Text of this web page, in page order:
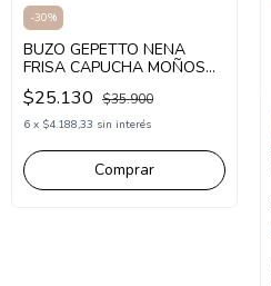
-30%
BUZO GEPETTO NENA
FRISA CAPUCHA MOÑOS
(GT295321)
$25.130 $35.900
6 x $4.188,33 sin interés
Comprar